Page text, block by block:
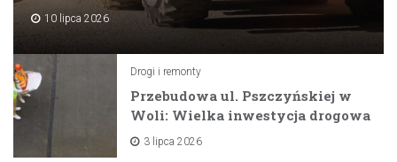
10 lipca 2026
Drogi i remonty
Przebudowa ul. Pszczyńskiej w
Woli: Wielka inwestycja drogowa
na horyzoncie
3 lipca 2026